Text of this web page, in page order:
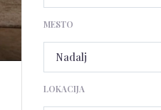
MESTO
LOKACIJA